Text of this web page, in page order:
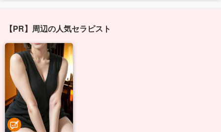
【PR】周辺の人気セラピスト